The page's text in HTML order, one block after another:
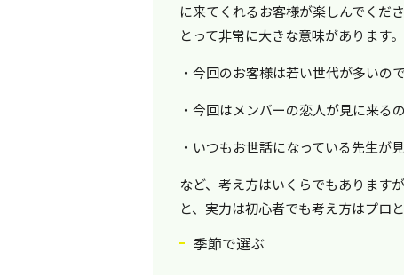
に来てくれるお客様が楽しんでくだ
とって非常に大きな意味があります。
・今回のお客様は若い世代が多いの
・今回はメンバーの恋人が見に来る
・いつもお世話になっている先生が
など、考え方はいくらでもあります
と、実力は初心者でも考え方はプロと
季節で選ぶ